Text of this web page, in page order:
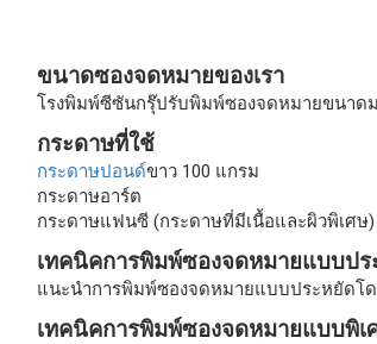
ขนาดซองจดหมายของเรา
โรงพิมพ์ซีซันกรุ๊ปรับพิมพ์ซองจดหมายขนาดมา
กระดาษที่ใช้
กระดาษปอนด์ขาว 100 แกรม
กระดาษอาร์ต
กระดาษแฟนซี (กระดาษที่มีเนื้อและผิวพิเศษ)
เทคนิคการพิมพ์ซองจดหมายแบบปร
แนะนำการพิมพ์ซองจดหมายแบบประหยัดโ
เทคนิคการพิมพ์ซองจดหมายแบบพิเ